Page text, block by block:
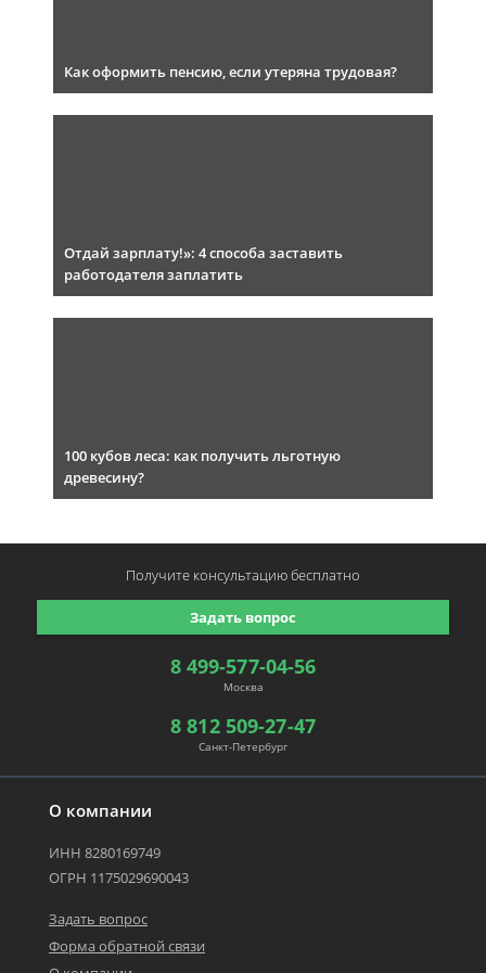
Как оформить пенсию, если утеряна трудовая?
Отдай зарплату!»: 4 способа заставить
работодателя заплатить
100 кубов леса: как получить льготную
древесину?
О компании
ИНН 8280169749
ОГРН 1175029690043
Задать вопрос
Форма обратной связи
8 499-577-04-56
Москва
8 812 509-27-47
Санкт-Петербург
Задать вопрос
Получите консультациюбесплатно